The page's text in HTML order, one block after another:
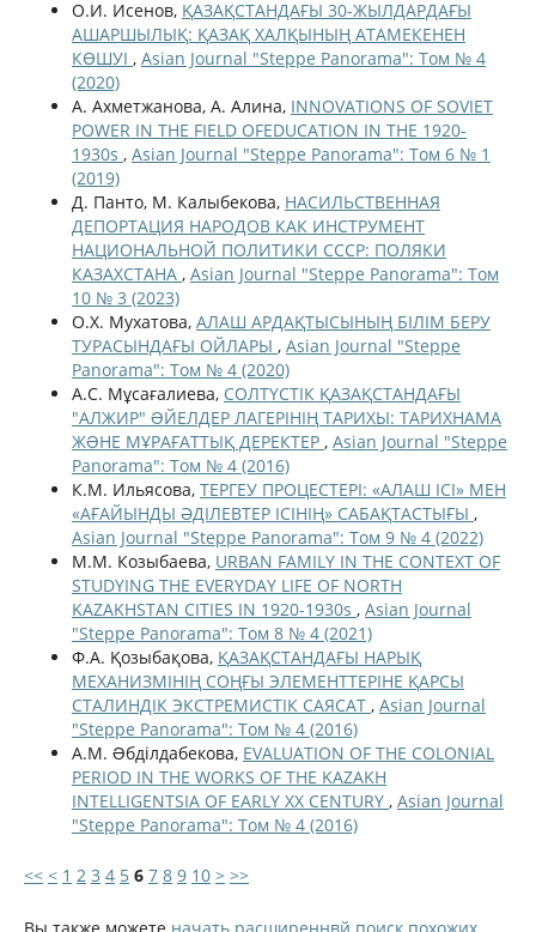
О.И. Исенов, ҚАЗАҚСТАНДАҒЫ 30-ЖЫЛДАРДАҒЫ
АШАРШЫЛЫҚ: ҚАЗАҚ ХАЛҚЫНЫҢ АТАМЕКЕНЕН
КӨШУІ , Asian Journal "Steppe Panorama": Том № 4
(2020)
А. Ахметжанова, А. Алина, INNOVATIONS OF SOVIET
POWER IN THE FIELD OFEDUCATION IN THE 1920-
1930s , Asian Journal "Steppe Panorama": Том 6 № 1
(2019)
Д. Панто, М. Калыбекова, НАСИЛЬСТВЕННАЯ
ДЕПОРТАЦИЯ НАРОДОВ КАК ИНСТРУМЕНТ
НАЦИОНАЛЬНОЙ ПОЛИТИКИ СССР: ПОЛЯКИ
КАЗАХСТАНА , Asian Journal "Steppe Panorama": Том
10 № 3 (2023)
О.Х. Мухатова, АЛАШ АРДАҚТЫСЫНЫҢ БІЛІМ БЕРУ
ТУРАСЫНДАҒЫ ОЙЛАРЫ , Asian Journal "Steppe
Panorama": Том № 4 (2020)
А.С. Мұсағалиева, СОЛТҮСТІК ҚАЗАҚСТАНДАҒЫ
"АЛЖИР" ƏЙЕЛДЕР ЛАГЕРІНІҢ ТАРИХЫ: ТАРИХНАМА
ЖƏНЕ МҰРАҒАТТЫҚ ДЕРЕКТЕР , Asian Journal "Steppe
Panorama": Том № 4 (2016)
К.М. Ильясова, ТЕРГЕУ ПРОЦЕСТЕРІ: «АЛАШ ІСІ» МЕН
«АҒАЙЫНДЫ ӘДІЛЕВТЕР ІСІНІҢ» САБАҚТАСТЫҒЫ ,
Asian Journal "Steppe Panorama": Том 9 № 4 (2022)
М.М. Козыбаева, URBAN FAMILY IN THE CONTEXT OF
STUDYING THE EVERYDAY LIFE OF NORTH
KAZAKHSTAN CITIES IN 1920-1930s , Asian Journal
"Steppe Panorama": Том 8 № 4 (2021)
Ф.А. Қозыбақова, ҚАЗАҚСТАНДАҒЫ НАРЫҚ
МЕХАНИЗМІНІҢ СОҢҒЫ ЭЛЕМЕНТТЕРІНЕ ҚАРСЫ
СТАЛИНДІК ЭКСТРЕМИСТІК САЯСАТ , Asian Journal
"Steppe Panorama": Том № 4 (2016)
А.М. Əбділдабекова, EVALUATION OF THE COLONIAL
PERIOD IN THE WORKS OF THE KAZAKH
INTELLIGENTSIA OF EARLY ХХ CENTURY , Asian Journal
"Steppe Panorama": Том № 4 (2016)
<< < 1 2 3 4 5 6 7 8 9 10 > >>